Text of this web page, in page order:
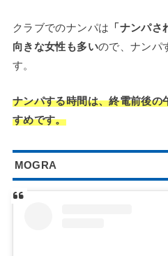
クラブでのナンパは 「ナンパ
向きな女性も多いので、ナンパ
す。
ナンパする時間は、終電前後の
すめです。
MOGRA